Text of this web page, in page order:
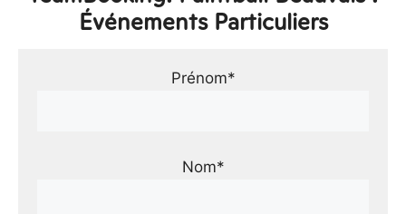
Événements Particuliers
Prénom*
Nom*